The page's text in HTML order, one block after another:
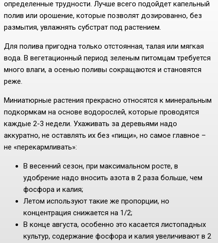
определенные трудности. Лучше всего подойдет капельный
полив или орошение, которые позволят дозированно, без
размытия, увлажнять субстрат под растением.
Для полива пригодна только отстоянная, талая или мягкая
вода. В вегетационный период зеленым питомцам требуется
много влаги, а осенью поливы сокращаются и становятся
реже.
Миниатюрные растения прекрасно относятся к минеральным
подкормкам на основе водорослей, которые проводятся
каждые 2-3 недели. Ухаживать за деревьями надо
аккуратно, не оставлять их без «пищи», но самое главное –
не «перекармливать»:
В весенний сезон, при максимальном росте, в
удобрение надо вносить азота в 2 раза больше, чем
фосфора и калия;
Летом используют такие же пропорции, но
концентрация снижается на 1/2;
В конце августа, особенно это касается листопадных
культур, содержание фосфора и калия увеличивают в 2